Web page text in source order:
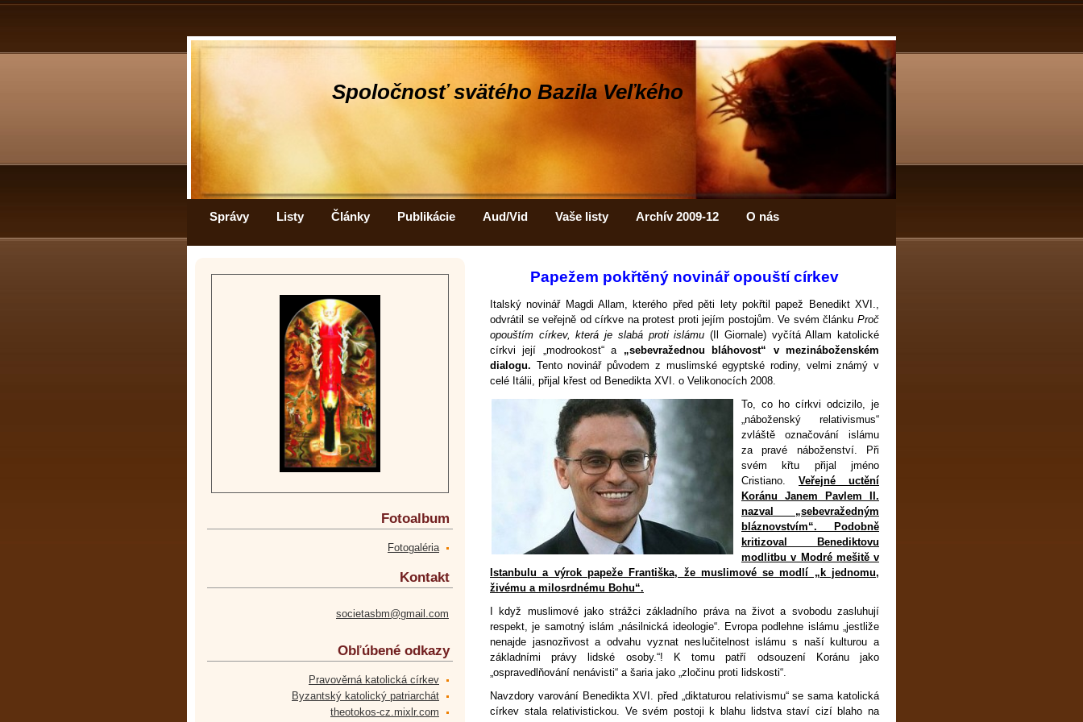
Spoločnosť svätého Bazila Veľkého
Správy Listy Články Publikácie Aud/Vid Vaše listy Archív 2009-12 O nás
Papežem pokřtěný novinář opouští církev
Italský novinář Magdi Allam, kterého před pěti lety pokřtil papež Benedikt XVI.,
odvrátil se veřejně od církve na protest proti jejím postojům. Ve svém článku Proč
opouštím církev, která je slabá proti islámu(Il Giornale) vyčítá Allam katolické
církvi její „modrookost“ a „sebevražednou bláhovost“ v mezináboženském
dialogu. Tento novinář původem z muslimské egyptské rodiny, velmi známý v
celé Itálii, přijal křest od Benedikta XVI. o Velikonocích 2008.
To, co ho církvi odcizilo, je
„náboženský relativismus“
zvláště označování islámu
za pravé náboženství. Při
svém křtu přijal jméno
Cristiano. Veřejné uctění
Koránu Janem Pavlem II.
nazval „sebevražedným
bláznovstvím“. Podobně
kritizoval Benediktovu
modlitbu v Modré mešitě v
Istanbulu a výrok papeže Františka, že muslimové se modlí „k jednomu,
živému a milosrdnému Bohu“.
I když muslimové jako strážci základního práva na život a svobodu zasluhují
respekt, je samotný islám „násilnická ideologie“. Evropa podlehne islámu „jestliže
nenajde jasnozřivost a odvahu vyznat neslučitelnost islámu s naší kulturou a
základními právy lidské osoby.“! K tomu patří odsouzení Koránu jako
„ospravedlňování nenávisti“ a šaria jako „zločinu proti lidskosti“.
Navzdory varování Benedikta XVI. před „diktaturou relativismu“ se sama katolická
církev stala relativistickou. Ve svém postoji k blahu lidstva staví cizí blaho na
Fotoalbum
Fotogaléria
Kontakt
societasbm@gmail.com
Obľúbené odkazy
Pravověrná katolická církev
Byzantský katolický patriarchát
theotokos-cz.mixlr.com